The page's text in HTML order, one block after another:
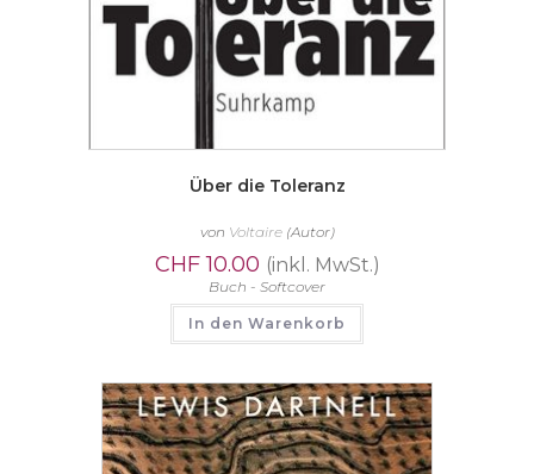
Über die Toleranz
von Voltaire(Autor)
CHF10.00 (inkl. MwSt.)
Buch - Softcover
In den Warenkorb